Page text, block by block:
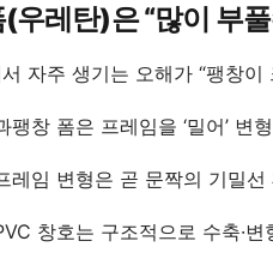
우레탄)은 “많이 부
자주 생기는 오해가 “팽창
팽창 폼은 프레임을 ‘밀어’ 변
레임 변형은 곧 문짝의 기밀선
창호는 구조적으로 수축·